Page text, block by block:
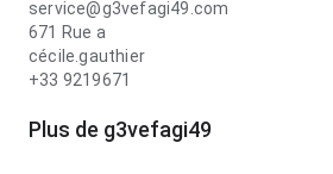
service@g3vefagi49.com
671 Rue a
cécile.gauthier
+33 9219671
Plus de g3vefagi49